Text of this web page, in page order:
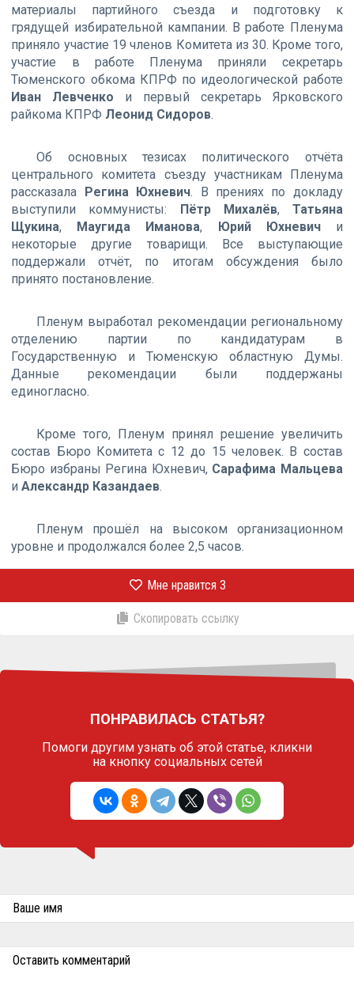
материалы партийного съезда и подготовку к
грядущей избирательной кампании. В работе Пленума
приняло участие 19 членов Комитета из 30. Кроме того,
участие в работе Пленума приняли секретарь
Тюменского обкома КПРФ по идеологической работе
Иван Левченко и первый секретарь Ярковского
райкома КПРФ Леонид Сидоров.
Об основных тезисах политического отчёта
центрального комитета съезду участникам Пленума
рассказала Регина Юхневич. В прениях по докладу
выступили коммунисты: Пётр Михалёв, Татьяна
Щукина, Маугида Иманова, Юрий Юхневичи
некоторые другие товарищи. Все выступающие
поддержали отчёт, по итогам обсуждения было
принято постановление.
Пленум выработал рекомендации региональному
отделению партии по кандидатурам в
Государственную и Тюменскую областную Думы.
Данные рекомендации были поддержаны
единогласно.
Кроме того, Пленум принял решение увеличить
состав Бюро Комитета с 12 до 15 человек. В состав
Бюро избраны Регина Юхневич, Сарафима Мальцева
иАлександр Казандаев.
Пленум прошёл на высоком организационном
уровне и продолжался более 2,5 часов.
Мне нравится 3
Скопировать ссылку
ПОНРАВИЛАСЬ СТАТЬЯ?
Помоги другим узнать об этой статье, кликни
на кнопку социальных сетей
Ваше имя
Оставить комментарий